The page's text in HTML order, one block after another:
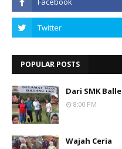
POPULAR POSTS
Dari SMK
8:00 PM
Wajah Ceria